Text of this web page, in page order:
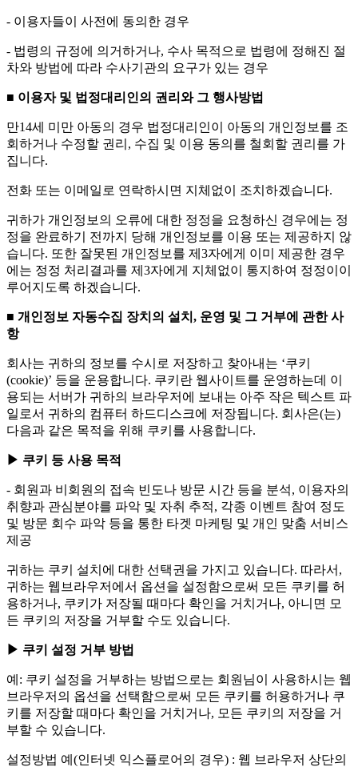
- 이용자들이 사전에 동의한 경우
- 법령의 규정에 의거하거나, 수사 목적으로 법령에 정해진 절
차와 방법에 따라 수사기관의 요구가 있는 경우
■ 이용자 및 법정대리인의 권리와 그 행사방법
만14세 미만 아동의 경우 법정대리인이 아동의 개인정보를 조
회하거나 수정할 권리, 수집 및 이용 동의를 철회할 권리를 가
집니다.
전화 또는 이메일로 연락하시면 지체없이 조치하겠습니다.
귀하가 개인정보의 오류에 대한 정정을 요청하신 경우에는 정
정을 완료하기 전까지 당해 개인정보를 이용 또는 제공하지 않
습니다. 또한 잘못된 개인정보를 제3자에게 이미 제공한 경우
에는 정정 처리결과를 제3자에게 지체없이 통지하여 정정이이
루어지도록 하겠습니다.
■ 개인정보 자동수집 장치의 설치, 운영 및 그 거부에 관한 사
항
회사는 귀하의 정보를 수시로 저장하고 찾아내는 ‘쿠키
(cookie)’ 등을 운용합니다. 쿠키란 웹사이트를 운영하는데 이
용되는 서버가 귀하의 브라우저에 보내는 아주 작은 텍스트 파
일로서 귀하의 컴퓨터 하드디스크에 저장됩니다. 회사은(는)
다음과 같은 목적을 위해 쿠키를 사용합니다.
▶ 쿠키 등 사용 목적
- 회원과 비회원의 접속 빈도나 방문 시간 등을 분석, 이용자의
취향과 관심분야를 파악 및 자취 추적, 각종 이벤트 참여 정도
및 방문 회수 파악 등을 통한 타겟 마케팅 및 개인 맞춤 서비스
제공
귀하는 쿠키 설치에 대한 선택권을 가지고 있습니다. 따라서,
귀하는 웹브라우저에서 옵션을 설정함으로써 모든 쿠키를 허
용하거나, 쿠키가 저장될 때마다 확인을 거치거나, 아니면 모
든 쿠키의 저장을 거부할 수도 있습니다.
▶ 쿠키 설정 거부 방법
예: 쿠키 설정을 거부하는 방법으로는 회원님이 사용하시는 웹
브라우저의 옵션을 선택함으로써 모든 쿠키를 허용하거나 쿠
키를 저장할 때마다 확인을 거치거나, 모든 쿠키의 저장을 거
부할 수 있습니다.
설정방법 예(인터넷 익스플로어의 경우) : 웹 브라우저 상단의